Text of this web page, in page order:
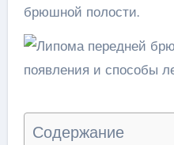
брюшной полости.
Содержание